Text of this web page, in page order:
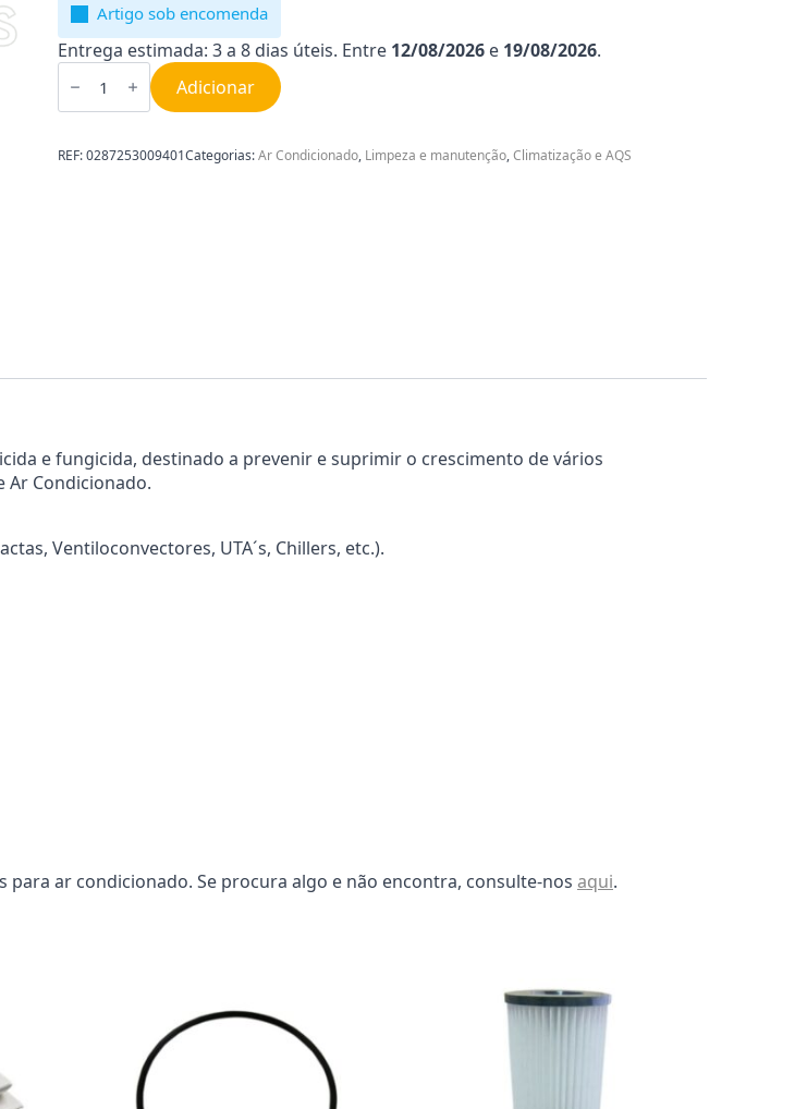
Artigo sob encomenda
Entrega estimada: 3 a 8 dias úteis. Entre 12/08/2026 e 19/08/2026.
Quantidade
de
para
condicionado
5L
Adicionar
REF:0287253009401Categorias:Ar Condicionado, Limpeza e manutenção,Climatização e AQS
e fungicida, destinado a prevenir e suprimir o crescimento de vários
Ar Condicionado.
Ventiloconvectores, UTA´s, Chillers, etc.).
ar condicionado. Se procura algo e não encontra, consulte-nos aqui.